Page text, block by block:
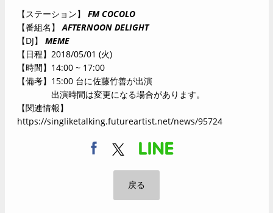
【ステーション】
FM COCOLO
【番組名】
AFTERNOON DELIGHT
【DJ】
MEME
【日程】2018/05/01 (火)
【時間】14:00 ~ 17:00
【備考】15:00 台に佐藤竹善が出演
出演時間は変更になる場合があります。
【関連情報】
https://singliketalking.futureartist.net/news/95724
戻る